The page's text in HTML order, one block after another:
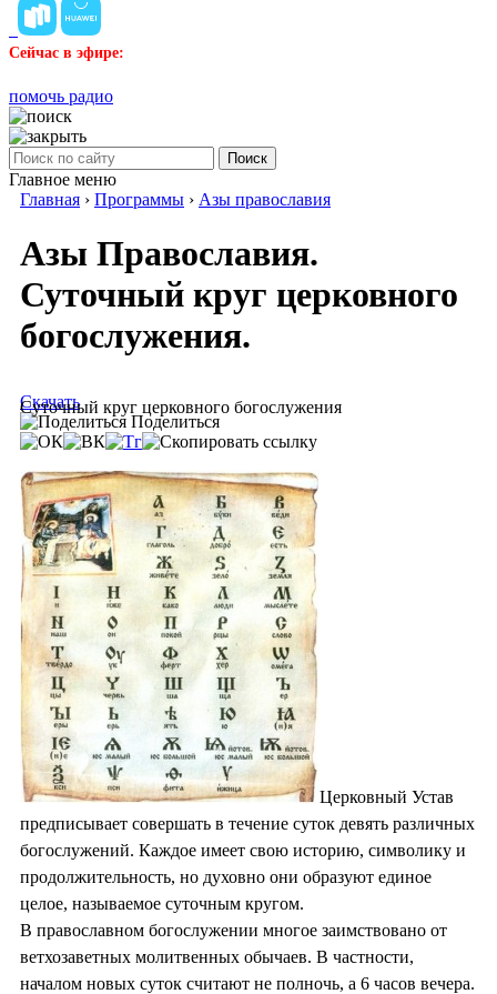
Сейчас в эфире:
помочь радио
Поиск
Главное меню
Главная › Программы › Азы православия
Азы Православия.
Суточный круг церковного
богослужения.
Суточный круг церковного богослужения
Скачать
Поделиться
Церковный Устав
предписывает совершать в течение суток девять различных
богослужений. Каждое имеет свою историю, символику и
продолжительность, но духовно они образуют единое
целое, называемое суточным кругом.
В православном богослужении многое заимствовано от
ветхозаветных молитвенных обычаев. В частности,
началом новых суток считают не полночь, а 6 часов вечера.